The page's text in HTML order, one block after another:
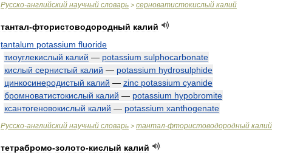
Русско-английский научный словарь > серноватистокислый калий
тантал-фтористоводородный калий
tantalum potassium fluoride
тиоуглекислый калий — potassium sulphocarbonate
кислый сернистый калий — potassium hydrosulphide
цинкосинеродистый калий — zinc potassium cyanide
бромноватистокислый калий — potassium hypobromite
ксантогеновокислый калий — potassium xanthogenate
Русско-английский научный словарь > тантал-фтористоводородный калий
тетрабромо-золото-кислый калий